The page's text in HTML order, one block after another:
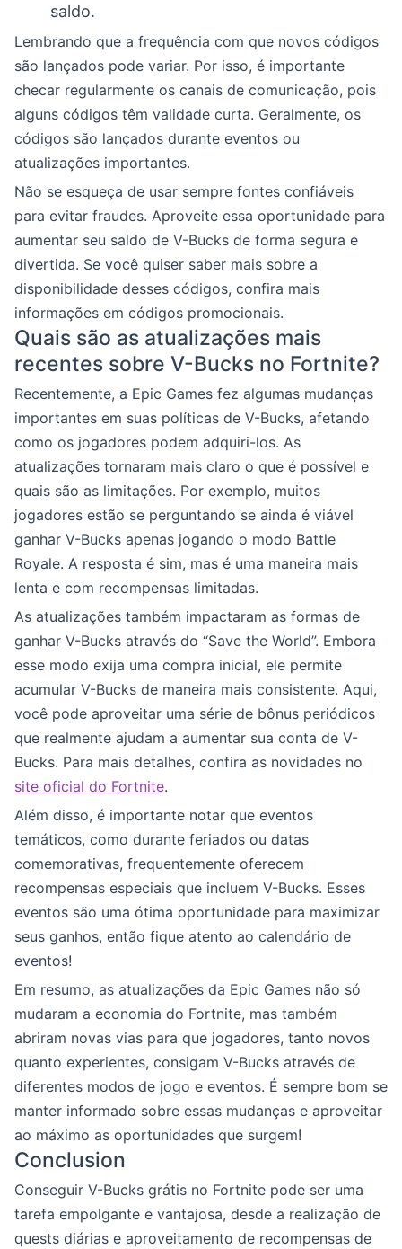
saldo.
Lembrando que a frequência com que novos códigos
são lançados pode variar. Por isso, é importante
checar regularmente os canais de comunicação, pois
alguns códigos têm validade curta. Geralmente, os
códigos são lançados durante eventos ou
atualizações importantes.
Não se esqueça de usar sempre fontes confiáveis
para evitar fraudes. Aproveite essa oportunidade para
aumentar seu saldo de V-Bucks de forma segura e
divertida. Se você quiser saber mais sobre a
disponibilidade desses códigos, confira mais
informações em códigos promocionais.
Quais são as atualizações mais
recentes sobre V-Bucks no Fortnite?
Recentemente, a Epic Games fez algumas mudanças
importantes em suas políticas de V-Bucks, afetando
como os jogadores podem adquiri-los. As
atualizações tornaram mais claro o que é possível e
quais são as limitações. Por exemplo, muitos
jogadores estão se perguntando se ainda é viável
ganhar V-Bucks apenas jogando o modo Battle
Royale. A resposta é sim, mas é uma maneira mais
lenta e com recompensas limitadas.
As atualizações também impactaram as formas de
ganhar V-Bucks através do “Save the World”. Embora
esse modo exija uma compra inicial, ele permite
acumular V-Bucks de maneira mais consistente. Aqui,
você pode aproveitar uma série de bônus periódicos
que realmente ajudam a aumentar sua conta de V-
Bucks. Para mais detalhes, confira as novidades no
site oficial do Fortnite.
Além disso, é importante notar que eventos
temáticos, como durante feriados ou datas
comemorativas, frequentemente oferecem
recompensas especiais que incluem V-Bucks. Esses
eventos são uma ótima oportunidade para maximizar
seus ganhos, então fique atento ao calendário de
eventos!
Em resumo, as atualizações da Epic Games não só
mudaram a economia do Fortnite, mas também
abriram novas vias para que jogadores, tanto novos
quanto experientes, consigam V-Bucks através de
diferentes modos de jogo e eventos. É sempre bom se
manter informado sobre essas mudanças e aproveitar
ao máximo as oportunidades que surgem!
Conclusion
Conseguir V-Bucks grátis no Fortnite pode ser uma
tarefa empolgante e vantajosa, desde a realização de
quests diárias e aproveitamento de recompensas de